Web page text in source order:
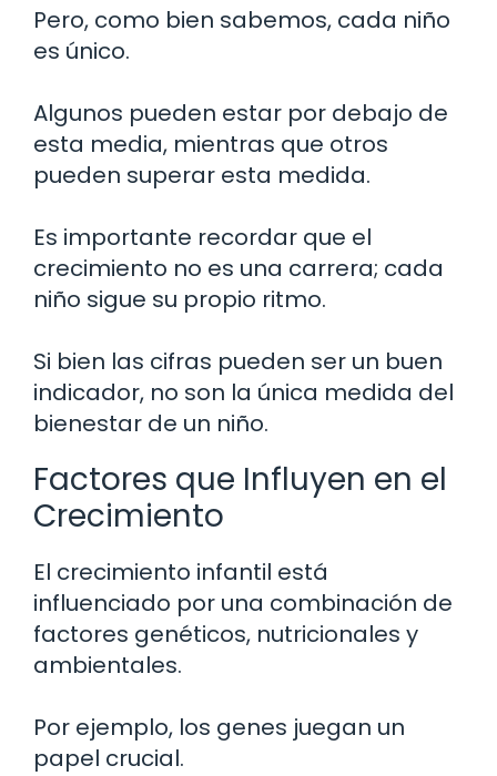
Pero, como bien sabemos, cada niño
es único.
Algunos pueden estar por debajo de
esta media, mientras que otros
pueden superar esta medida.
Es importante recordar que el
crecimiento no es una carrera; cada
niño sigue su propio ritmo.
Si bien las cifras pueden ser un buen
indicador, no son la única medida del
bienestar de un niño.
Factores que Influyen en el
Crecimiento
El crecimiento infantil está
influenciado por una combinación de
factores genéticos, nutricionales y
ambientales.
Por ejemplo, los genes juegan un
papel crucial.